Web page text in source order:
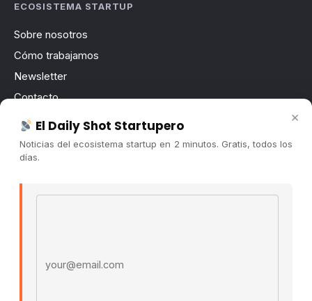
ECOSISTEMA STARTUP
Sobre nosotros
Cómo trabajamos
Newsletter
Contacto
Publicidad
Convocatorias
×
El Daily Shot Startupero
Noticias del ecosistema startup en 2 minutos. Gratis, todos los
días.